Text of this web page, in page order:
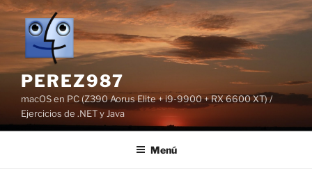
Saltar
contenido
PEREZ987
macOS en PC (Z390 Aorus Elite + i9-9900 + RX 6600 XT) /
Ejercicios de .NET y Java
Menú